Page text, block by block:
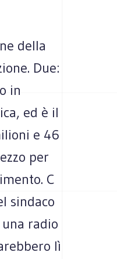
della
Due:
in
ed è il
e 46
per
C
sindaco
radio
lì